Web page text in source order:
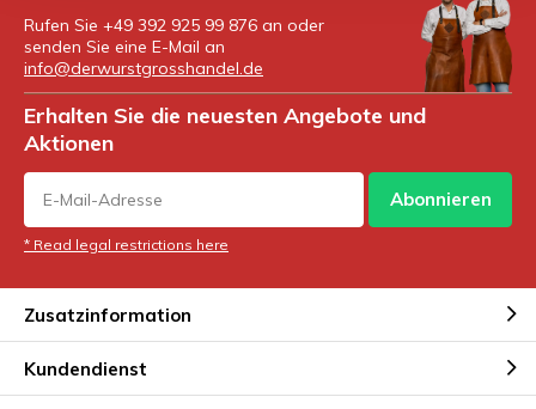
Rufen Sie +49 392 925 99 876 an oder
senden Sie eine E-Mail an
info@derwurstgrosshandel.de
Erhalten Sie die neuesten Angebote und
Aktionen
Abonnieren
* Read legal restrictions here
Zusatzinformation
Kundendienst